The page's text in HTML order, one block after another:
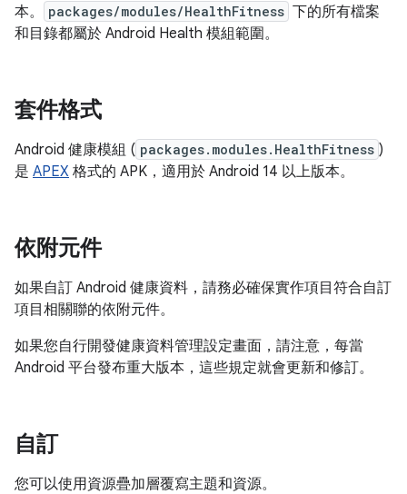
本。
packages/modules/HealthFitness 下的所有檔案
和目錄都屬於 Android Health 模組範圍。
套件格式
Android 健康模組 ( packages.modules.HealthFitness )
是 APEX 格式的 APK，適用於 Android 14 以上版本。
依附元件
如果自訂 Android 健康資料，請務必確保實作項目符合自訂
項目相關聯的依附元件。
如果您自行開發健康資料管理設定畫面，請注意，每當
Android 平台發布重大版本，這些規定就會更新和修訂。
自訂
您可以使用資源疊加層覆寫主題和資源。